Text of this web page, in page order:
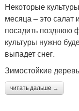
Некоторые
месяца – это
посадить позднюю
культуры нужно
выпадет снег.
Зимостойкие
читать дальше →